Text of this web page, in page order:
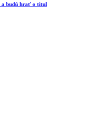
a budú hrať o titul